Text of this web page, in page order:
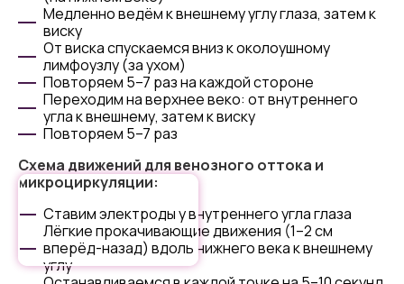
Медленно ведём к внешнему углу глаза, затем к
виску
От виска спускаемся вниз к околоушному
лимфоузлу (за ухом)
Повторяем 5–7 раз на каждой стороне
Переходим на верхнее веко: от внутреннего
угла к внешнему, затем к виску
Повторяем 5–7 раз
Схема движений для венозного оттока и
микроциркуляции:
Ставим электроды у внутреннего угла глаза
Лёгкие прокачивающие движения (1–2 см
вперёд-назад) вдоль нижнего века к внешнему
углу
Cookie - правилами